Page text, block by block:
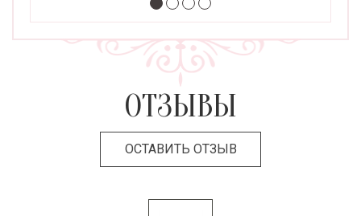
ОТЗЫВЫ
ОСТАВИТЬ ОТЗЫВ